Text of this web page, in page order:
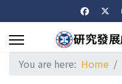
You are here: Home